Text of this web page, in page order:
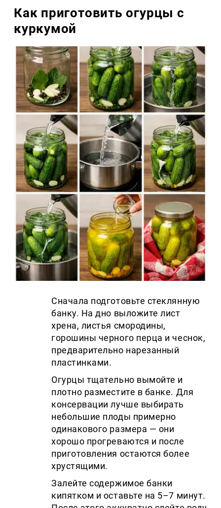
Как приготовить огурцы с
куркумой
Сначала подготовьте стеклянную
банку. На дно выложите лист
хрена, листья смородины,
горошины черного перца и чеснок,
предварительно нарезанный
пластинками.
Огурцы тщательно вымойте и
плотно разместите в банке. Для
консервации лучше выбирать
небольшие плоды примерно
одинакового размера — они
хорошо прогреваются и после
приготовления остаются более
хрустящими.
Залейте содержимое банки
кипятком и оставьте на 5–7 минут.